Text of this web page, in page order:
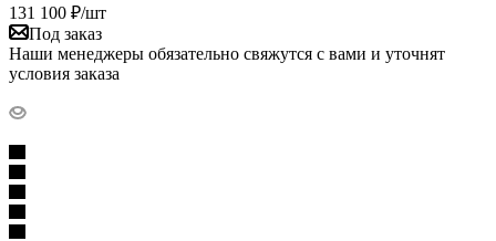
131 100 ₽/шт
Под заказ
Наши менеджеры обязательно свяжутся с вами и уточнят
условия заказа